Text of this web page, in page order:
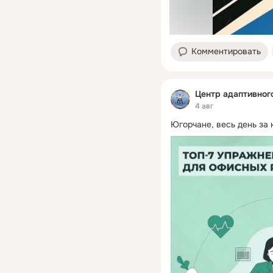
Комментировать
Центр
4 авг
Югорчане, весь день за